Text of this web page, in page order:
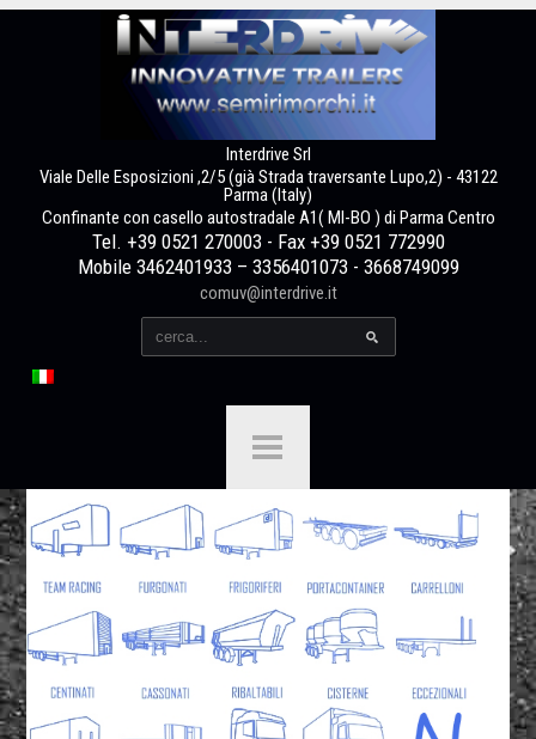
Interdrive Srl
Viale Delle Esposizioni ,2/5 (già Strada traversante Lupo,2) - 43122
Parma (Italy)
Confinante con casello autostradale A1( MI-BO ) di Parma Centro
Tel. +39 0521 270003 - Fax +39 0521 772990
Mobile 3462401933 – 3356401073 - 3668749099
comuv@interdrive.it